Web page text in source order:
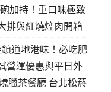
加持！重口味極致
排與紅燒焢肉開箱
鎮道地港味！必吃肥
營運優惠與平日外
臘茶餐廳 台北松菸